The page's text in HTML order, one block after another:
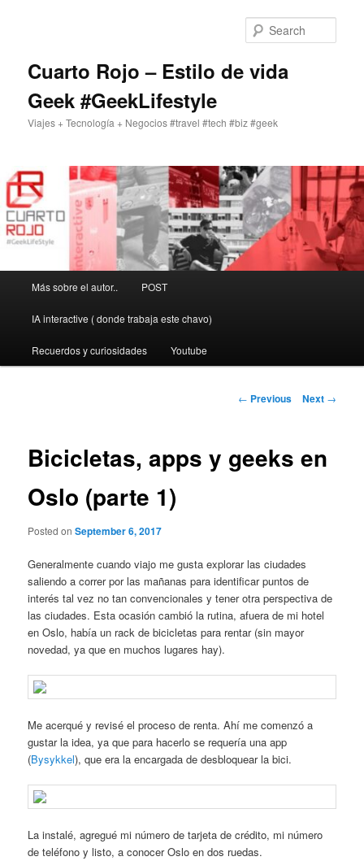
Cuarto Rojo – Estilo de vida
Geek #GeekLifestyle
Viajes + Tecnología + Negocios #travel #tech #biz #geek
Más sobre el autor.. POST
IA interactive ( donde trabaja este chavo)
Recuerdos y curiosidades Youtube
Post
← Previous Next →
Bicicletas, apps y geeks en
Oslo (parte 1)
Posted onSeptember 6, 2017
Generalmente cuando viajo me gusta explorar las ciudades
saliendo a correr por las mañanas para identificar puntos de
interés tal vez no tan convencionales y tener otra perspectiva de
las ciudades. Esta ocasión cambió la rutina, afuera de mi hotel
en Oslo, había un rack de bicicletas para rentar (sin mayor
novedad, ya que en muchos lugares hay).
Me acerqué y revisé el proceso de renta. Ahí me comenzó a
gustar la idea, ya que para hacerlo se requería una app
(Bysykkel), que era la encargada de desbloquear la bici.
La instalé, agregué mi número de tarjeta de crédito, mi número
de teléfono y listo, a conocer Oslo en dos ruedas.